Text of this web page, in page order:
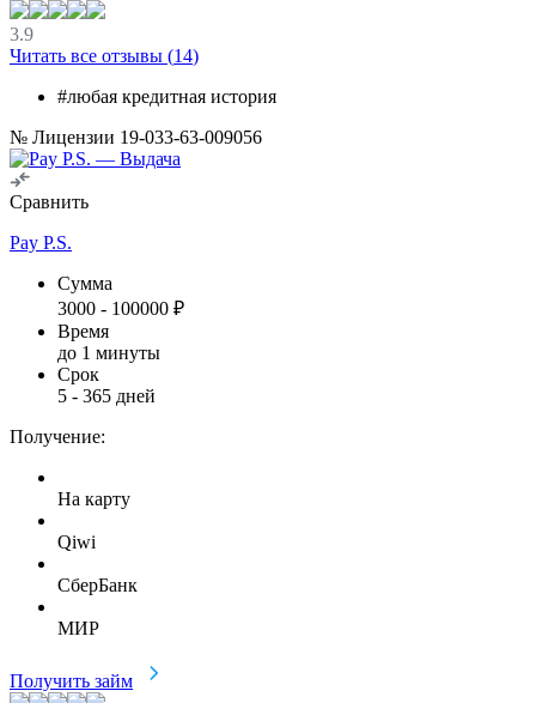
3.9
Читать все отзывы (14)
#любая кредитная история
№ Лицензии 19-033-63-009056
Сравнить
Pay P.S.
Сумма
3000 - 100000 ₽
Время
до 1 минуты
Срок
5 - 365 дней
Получение:
На карту
Qiwi
СберБанк
МИР
Получить займ